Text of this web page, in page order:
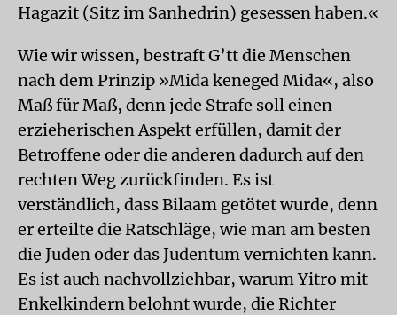
Hagazit (Sitz im Sanhedrin) gesessen haben.«
Wie wir wissen, bestraft G’tt die Menschen
nach dem Prinzip »Mida keneged Mida«, also
Maß für Maß, denn jede Strafe soll einen
erzieherischen Aspekt erfüllen, damit der
Betroffene oder die anderen dadurch auf den
rechten Weg zurückfinden. Es ist
verständlich, dass Bilaam getötet wurde, denn
er erteilte die Ratschläge, wie man am besten
die Juden oder das Judentum vernichten kann.
Es ist auch nachvollziehbar, warum Yitro mit
Enkelkindern belohnt wurde, die Richter